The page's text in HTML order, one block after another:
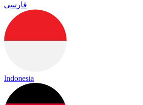
فارسی
Indonesia